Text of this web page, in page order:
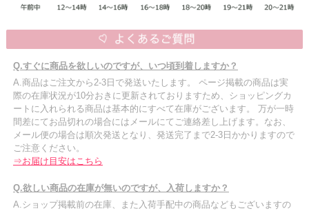
Q.すぐに商品を欲しいのですが、いつ頃到着しますか？
A.商品はご注文から2-3日で発送いたします。 ページ掲載の商品は実
際の在庫状況が10分おきに更新されておりますため、ショッピングカ
ートに入れられる商品は基本的にすべて在庫がございます。 万が一時
間差にてお品切れの場合にはメールにてご連絡差し上げます。なお、
メール便の場合は順次発送となり、発送完了まで2-3日かかりますので
ご注意ください。
⇒お届け目安はこちら
Q.欲しい商品の在庫が無いのですが、入荷しますか？
A.ショップ掲載前の在庫、また入荷手配中の商品などもございますの